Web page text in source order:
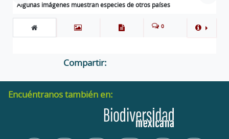
Algunas imágenes muestran especies de otros países
0
Compartir:
Encuéntranos también en: